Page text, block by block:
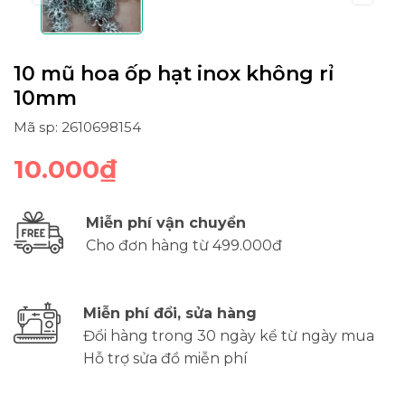
10 mũ hoa ốp hạt inox không rỉ
10mm
Mã sp: 2610698154
10.000₫
Miễn phí vận chuyển
Cho đơn hàng từ 499.000đ
Miễn phí đổi, sửa hàng
Đổi hàng trong 30 ngày kể từ ngày mua
Hỗ trợ sửa đồ miễn phí